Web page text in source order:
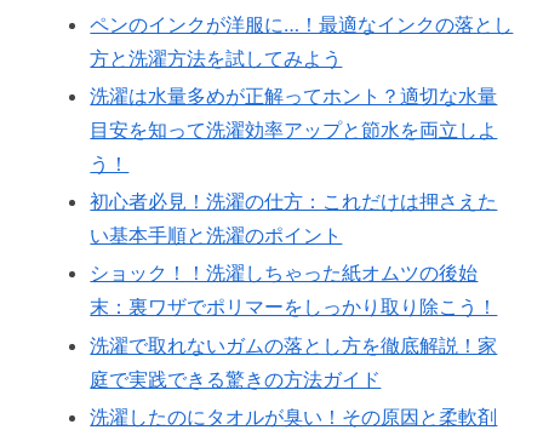
ペンのインクが洋服に…！最適なインクの落とし
方と洗濯方法を試してみよう
洗濯は水量多めが正解ってホント？適切な水量
目安を知って洗濯効率アップと節水を両立しよ
う！
初心者必見！洗濯の仕方：これだけは押さえた
い基本手順と洗濯のポイント
ショック！！洗濯しちゃった紙オムツの後始
末：裏ワザでポリマーをしっかり取り除こう！
洗濯で取れないガムの落とし方を徹底解説！家
庭で実践できる驚きの方法ガイド
洗濯したのにタオルが臭い！その原因と柔軟剤